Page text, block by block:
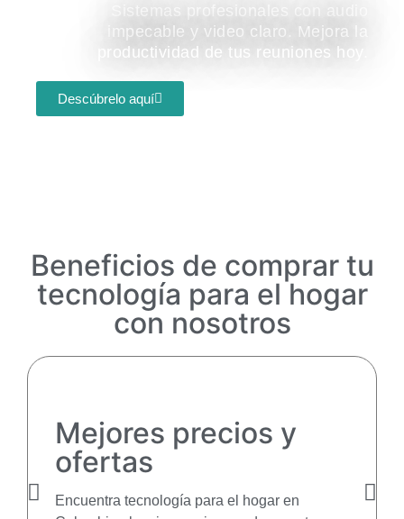
Sistemas profesionales con audio
impecable y video claro. Mejora la
productividad de tus reuniones hoy.
Descúbrelo aquí
Beneficios de comprar tu
tecnología para el hogar
con nosotros
Mejores precios y
ofertas
Encuentra tecnología para el hogar en